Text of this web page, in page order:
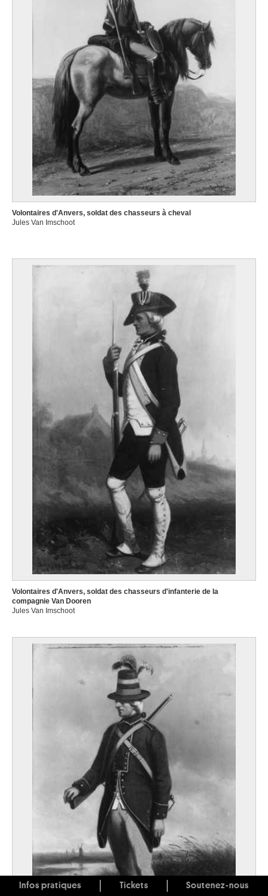
Volontaires d'Anvers, soldat des chasseurs à cheval
Jules Van Imschoot
Volontaires d'Anvers, soldat des chasseurs d'infanterie de la
compagnie Van Dooren
Jules Van Imschoot
Infos pratiques Tickets Soutenez-nous